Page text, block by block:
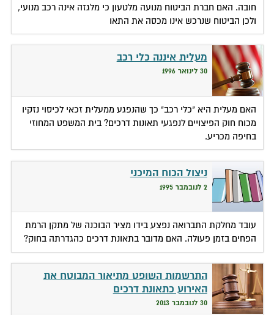
חובה. האם חברת הביטוח מנועה מלטעון כי מלגזה אינה רכב מנועי,
ולכן הביטוח שנרכש אינו מכסה את התאו
מעלית איננה כלי רכב
30 לינואר 1996
האם מעלית היא "כלי רכב" כך שהנפגע ממעלית זכאי לכיסוי נזקיו
מכוח חוק הפיצויים לנפגעי תאונות דרכים? בית המשפט המחוזי
בחיפה מכריע.
ניצול הכוח המיכני
2 לנובמבר 1995
עובד מחלקת התברואה נפצע בידו מציר הבוכנה של מתקן הרמת
הפחים בזמן פעולה. האם מדובר בתאונת דרכים כהגדרתה בחוק?
התרשמות השופט מתיאור המבוטח את
האירוע כתאונת דרכים
30 לנובמבר 2013